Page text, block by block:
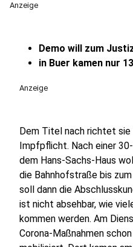
Anzeige
Demo will zum
in Buer kamen nur
Anzeige
Dem Titel nach richtet
Impfpflicht. Nach einer
dem Hans-Sachs-Haus
die Bahnhofstraße bis
soll dann die
ist nicht absehbar, wie
kommen werden. Am
Corona-Maßnahmen